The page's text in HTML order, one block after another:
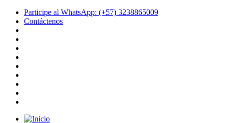
Participe al WhatsApp: (+57) 3238865009
Contáctenos